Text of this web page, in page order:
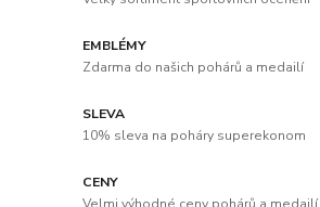
EMBLÉMY
Zdarma do našich pohárů a medailí
SLEVA
10% sleva na poháry superekonom
CENY
Velmi výhodné ceny pohárů a medailí